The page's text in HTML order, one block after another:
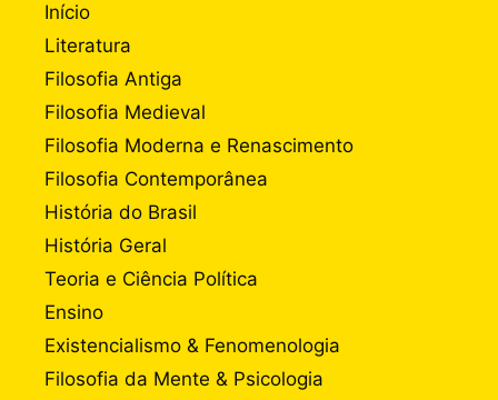
Início
Literatura
Filosofia Antiga
Filosofia Medieval
Filosofia Moderna e Renascimento
Filosofia Contemporânea
História do Brasil
História Geral
Teoria e Ciência Política
Ensino
Existencialismo & Fenomenologia
Filosofia da Mente & Psicologia